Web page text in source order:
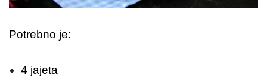
Potrebno je:
4 jajeta